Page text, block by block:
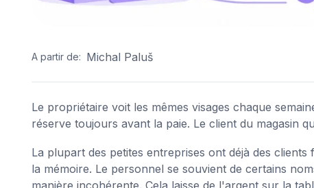
A partir de: Michal Paluš
Le propriétaire voit les mêmes visages chaque
réserve toujours avant la paie. Le client du magasin
La plupart des petites entreprises ont déjà des
la mémoire. Le personnel se souvient de certains
manière incohérente. Cela laisse de l'argent sur la